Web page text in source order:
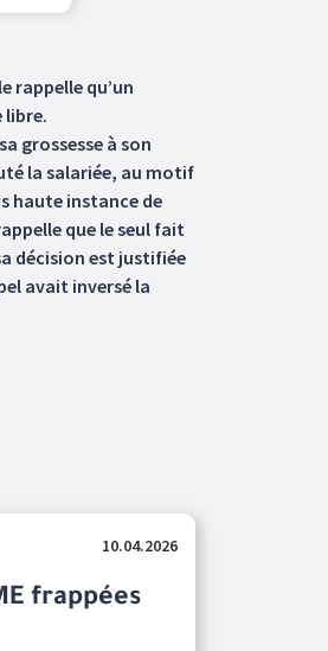
rappelle qu’un
libre.
grossesse à son
la salariée, au motif
haute instance de
que le seul fait
décision est justifiée
avait inversé la
10.04.2026
frappées